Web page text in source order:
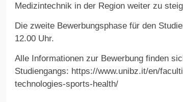
Medizintechnik in der Region weiter zu
Die zweite Bewerbungsphase für den
12.00 Uhr.
Alle Informationen zur Bewerbung finden
Studiengangs: https://www.unibz.it/en/
technologies-sports-health/